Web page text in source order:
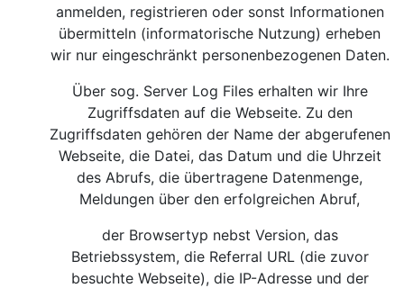
anmelden, registrieren oder sonst Informationen
übermitteln (informatorische Nutzung) erheben
wir nur eingeschränkt personenbezogenen Daten.
Über sog. Server Log Files erhalten wir Ihre
Zugriffsdaten auf die Webseite. Zu den
Zugriffsdaten gehören der Name der abgerufenen
Webseite, die Datei, das Datum und die Uhrzeit
des Abrufs, die übertragene Datenmenge,
Meldungen über den erfolgreichen Abruf,
der Browsertyp nebst Version, das
Betriebssystem, die Referral URL (die zuvor
besuchte Webseite), die IP-Adresse und der